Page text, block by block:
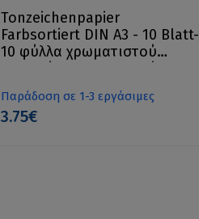
Tonzeichenpapier
Farbsortiert DIN A3 - 10 Blatt-
10 φύλλα χρωματιστού
Παράδοση σε 1-3 εργάσιμες
3.75€